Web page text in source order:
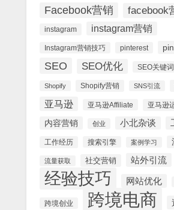
Facebook营销 facebook
instagram instagram营销
Instagram营销技巧 pinterest
SEO SEO优化 SEO关键词
Shopify Shopify营销 SNS引流
亚马逊 亚马逊Affiliate 亚马逊
内容营销 创业 小北杂谈
工作经历 搜索引擎 案例学习
流量获取 社交营销 站外引流
经验技巧 网站优化
跨境创业 跨境电商